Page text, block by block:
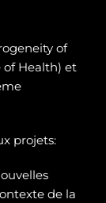
of
Health) et
projets:
de la